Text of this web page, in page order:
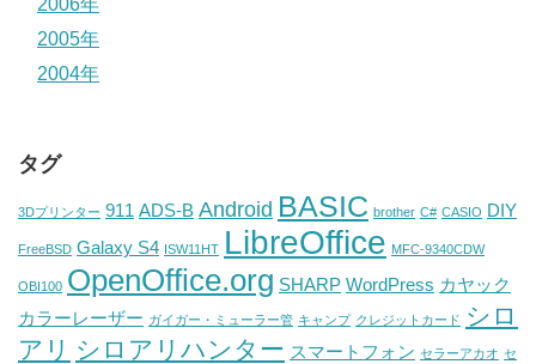
2005年
2004年
タグ
3Dプリンター 911 ADS-B Android BASIC brother C# CASIO DIY
FreeBSD Galaxy S4 ISW11HT LibreOffice MFC-9340CDW
OBI100 OpenOffice.org SHARP WordPress カヤック
カラーレーザー ガイガー・ミューラー管 キャンプ クレジットカード シロ
アリ シロアリハンター スマートフォン セラーアカオ セ